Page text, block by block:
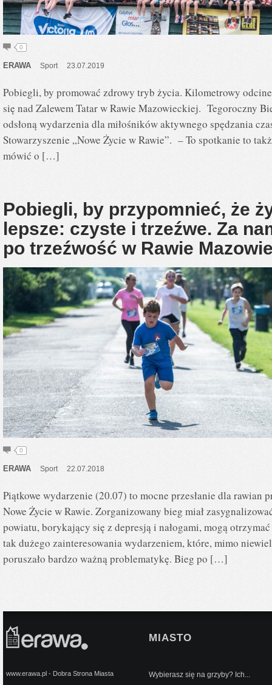
0
ERAWA Sport 23.07.2019
Pobiegli, by promować zdrowy tryb życia. Kilometrowy
się nad Zalewem Tatar w Rawie Mazowieckiej. Tegoroczny
odsłoną wydarzenia dla miłośników aktywnego spędzania
Stowarzyszenie „Nowe Życie w Rawie”. – To spotkanie to
mówić o […]
Pobiegli, by przypomnieć, że
lepsze: czyste i trzeźwe. Za
po trzeźwość w Rawie
0
ERAWA Sport 22.07.2018
Piątkowe wydarzenie (20.07) to mocne przesłanie dla rawian
Nowe Życie w Rawie. Zorganizowany bieg miał
powiatu, borykający się z depresją i nałogami, mogą
tak dużego zainteresowania wydarzeniem, które, mimo
poruszało bardzo ważną problematykę. Bieg po […]
www.erawa.pl - Dobra Strona Miasta
MIASTO
Wybierasz się na grzyby? Ich...